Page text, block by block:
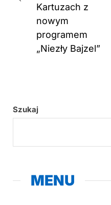
Previous
post:
Kartuzach z
nowym
programem
„Niezły Bajzel”
Szukaj
MENU